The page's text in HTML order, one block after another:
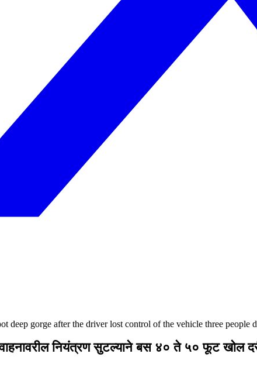
deep gorge after the driver lost control of the vehicle three people
नियंत्रण सुटल्याने बस ४० ते ५० फूट खोल